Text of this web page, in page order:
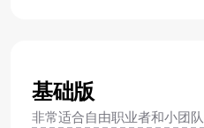
基础版
非常适合自由职业者和小团队